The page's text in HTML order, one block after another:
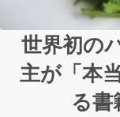
世界初の
主が「本
る書